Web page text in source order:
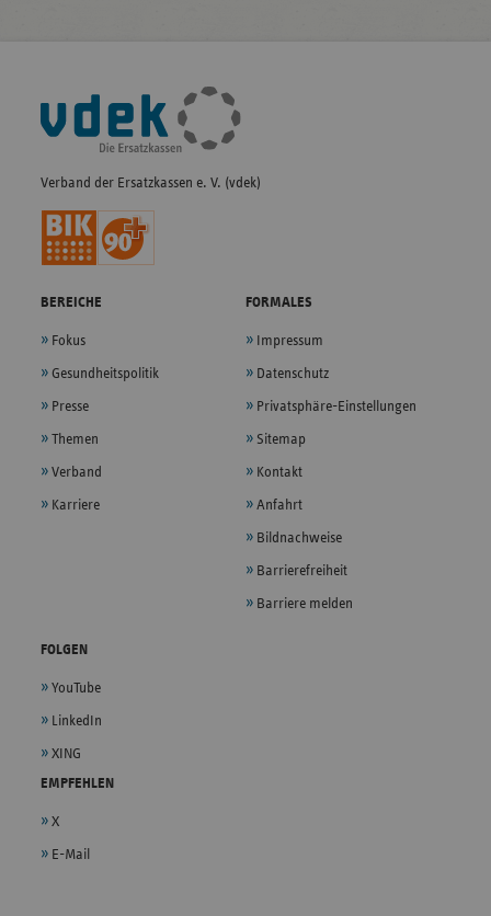
Fußleisten-
Navigation
Verband der Ersatzkassen e. V. (vdek)
BEREICHE
Fokus
Gesundheitspolitik
Presse
Themen
Verband
Karriere
FORMALES
Impressum
Datenschutz
Privatsphäre-Einstellungen
Sitemap
Kontakt
Anfahrt
Bildnachweise
Barrierefreiheit
Barriere melden
FOLGEN
YouTube
LinkedIn
XING
EMPFEHLEN
X
E-Mail